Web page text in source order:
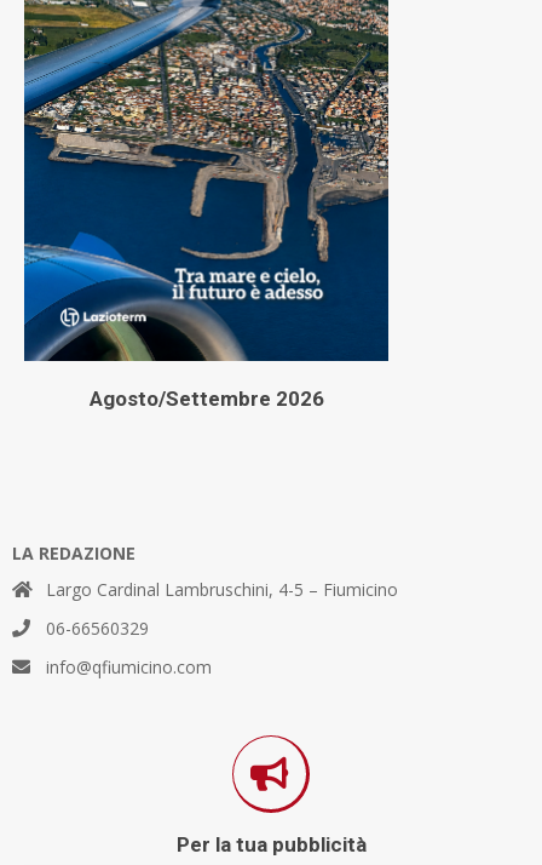
Agosto/Settembre 2026
LA REDAZIONE
Largo Cardinal Lambruschini, 4-5 – Fiumicino
06-66560329
info@qfiumicino.com
Per la tua pubblicità